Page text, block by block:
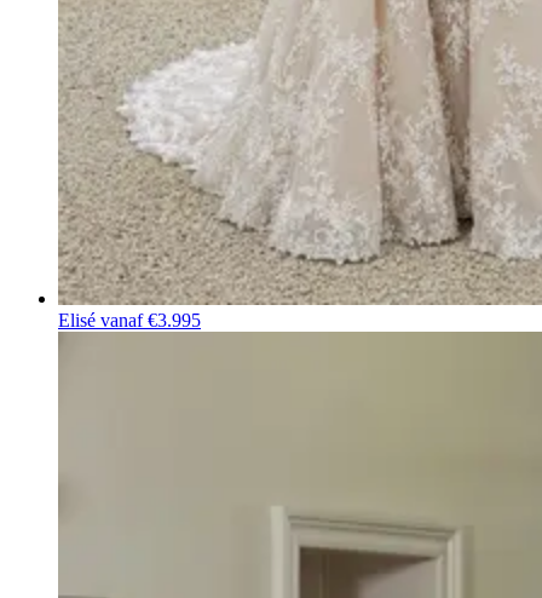
Elisé vanaf €3.995